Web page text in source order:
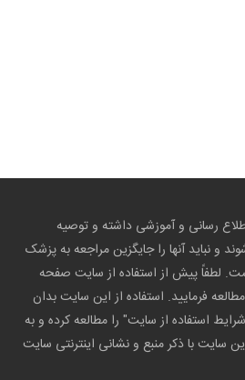
رسانی و آموزشی داشته و توصیه
نباید آنها را جایگزین مراجعه به پزشک
لطفاً پیش از استفاده از سایت صفحه
فرمایید. استفاده از این سایت بدان
استفاده از سایت" را مطالعه کرده و به
سایت با ذکر منبع و نشانی اینترنتی سایت